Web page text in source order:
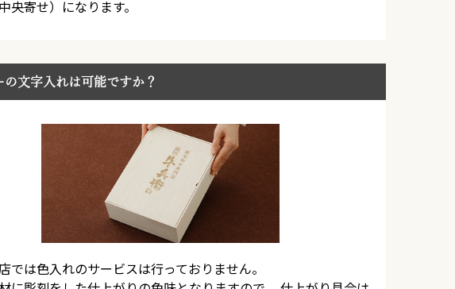
中央寄せ）になります。
の文字入れは可能ですか？
では色入れのサービスは行っておりません。